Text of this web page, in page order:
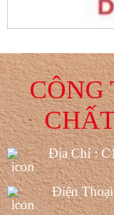
CÔNG
Địa Chỉ :
Điện